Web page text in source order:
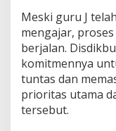
Meski guru J
mengajar,
berjalan.
komitmennya
tuntas dan
prioritas utama
tersebut.